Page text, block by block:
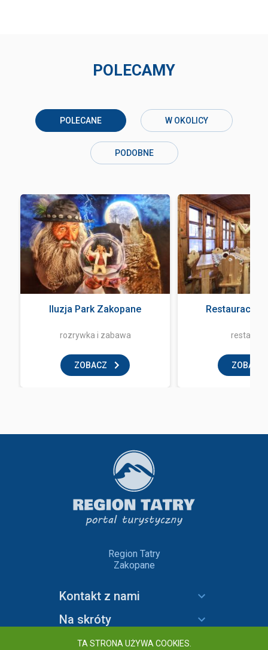
POLECAMY
POLECANE W OKOLICY
PODOBNE
Iluzja Park Zakopane
rozrywka i zabawa
ZOBACZ
Restauracja
ZOBACZ
Region Tatry
Zakopane
Kontakt z nami
Na skróty
Informacje
TA STRONA UŻYWA COOKIES.